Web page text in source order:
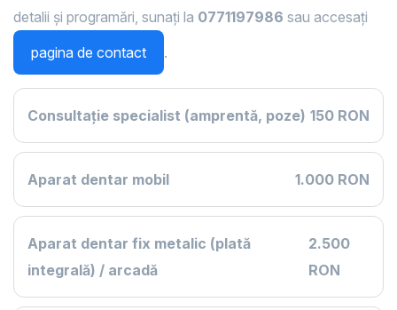
detalii și programări, sunați la 0771197986 sau accesați
pagina de contact
.
Consultație specialist (amprentă, poze) 150 RON
Aparat dentar mobil 1.000 RON
Aparat dentar fix metalic (plată
integrală) / arcadă
2.500
RON